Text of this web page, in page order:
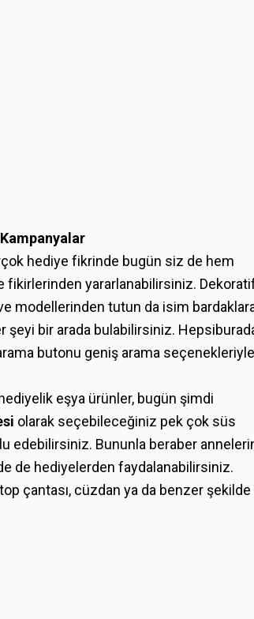
hediye fikrinde bugün siz de hem
fikirlerinden yararlanabilirsiniz.
modellerinden tutun da isim
şeyi bir arada bulabilirsiniz.
butonu geniş arama seçenekleriyle
eşya ürünler, bugün şimdi
olarak seçebileceğiniz pek çok süs
edebilirsiniz. Bununla beraber
de hediyelerden faydalanabilirsiniz.
çantası, cüzdan ya da benzer şekilde